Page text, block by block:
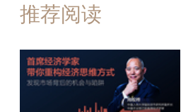
推荐阅读